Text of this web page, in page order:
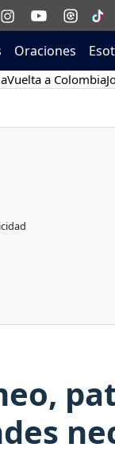
Oraciones
Vuelta a Colombia